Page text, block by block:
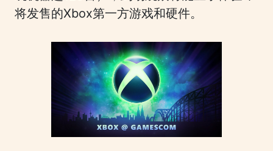
将发售的Xbox第一方游戏和硬件。